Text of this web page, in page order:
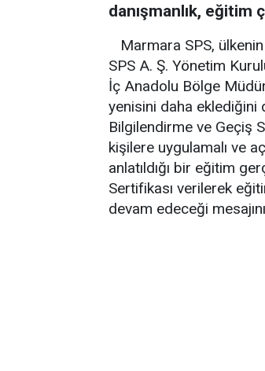
danışmanlık, eğitim
Marmara SPS,
SPS A. Ş. Yönetim
İç Anadolu Bölge
yenisini daha eklediğini
Bilgilendirme ve Geçiş
kişilere uygulamalı ve
anlatıldığı bir eğitim
Sertifikası verilerek
devam edeceği